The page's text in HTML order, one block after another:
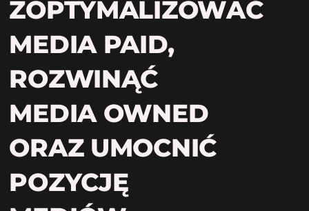
ZOPTYMALIZOWAĆ
MEDIA PAID,
ROZWINĄĆ
MEDIA OWNED
ORAZ UMOCNIĆ
POZYCJĘ